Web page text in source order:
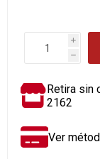
i
h
Retira sin
2162
Ver